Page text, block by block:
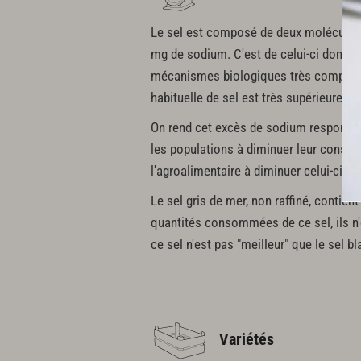
Le sel est composé de deux
mg de sodium. C'est de celui-ci dont
mécanismes biologiques très
habituelle de sel est très supérieure à
On rend cet excès de sodium
les populations à diminuer leur
l'agroalimentaire à diminuer celui-ci
Le sel gris de mer, non raffiné,
quantités consommées de ce sel, ils
ce sel n'est pas "meilleur" que le sel
Variétés